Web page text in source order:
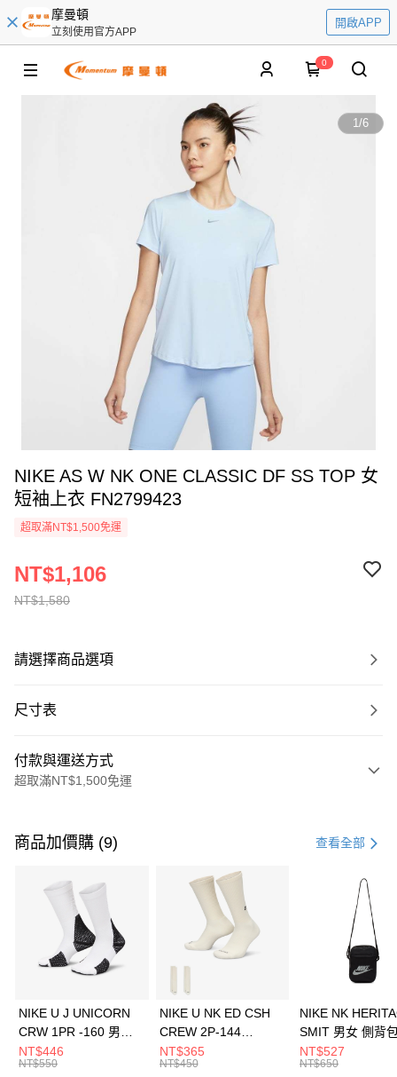
摩曼頓
立刻使用官方APP
開啟APP
0
1/6
NIKE AS W NK ONE CLASSIC DF SS TOP 女
短袖上衣 FN2799423
超取滿NT$1,500免運
NT$1,580
NT$1,106
請選擇商品選項
尺寸表
付款與運送方式
超取滿NT$1,500免運
信用卡一次付款
3 期 0 利率 每期 21家銀行
合作金庫商業銀行
第一商業銀行
華南商業銀行
彰化商業銀行
上海商業儲蓄銀行
元大商業銀行
Apple Pay
全盈+PAY
AFTEE先享後付
商品加價購 (9) 查看全部
NIKE U J UNICORN
CRW 1PR -160 男女
中統襪 FZ3393100
NT$446
NT$550
NIKE U NK ED CSH
CREW 2P-144
EMBRDY 男女 短統襪
FZ3073133
NT$365
NT$450
NIKE NK
SMIT 男女 側背
BA5871010
NT$527
NT$650